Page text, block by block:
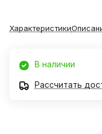
Характеристики
В наличии
Рассчитать